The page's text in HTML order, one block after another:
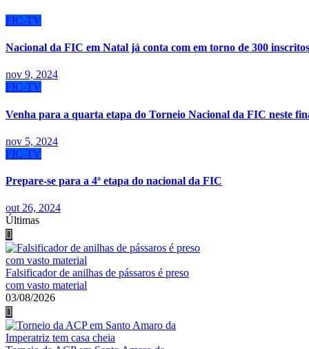
FIC-TV
Nacional da FIC em Natal já conta com em torno de 300 inscritos
nov 9, 2024
FIC-TV
Venha para a quarta etapa do Torneio Nacional da FIC neste
nov 5, 2024
FIC-TV
Prepare-se para a 4ª etapa do nacional da FIC
out 26, 2024
Últimas
Falsificador de anilhas de pássaros é preso
com vasto material
03/08/2026